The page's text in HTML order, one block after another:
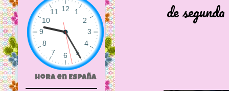
de segunda
Hora en España